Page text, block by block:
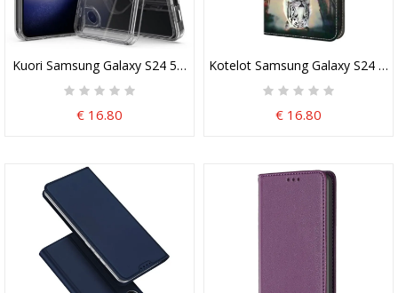
Kuori Samsung Galaxy S24 5g Läpinäkyvä
€ 16.80
Kotelot Samsung Galaxy S24
€ 16.80